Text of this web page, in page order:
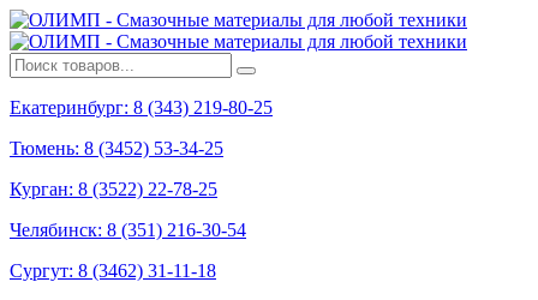
Екатеринбург: 8 (343) 219-80-25
Тюмень: 8 (3452) 53-34-25
Курган: 8 (3522) 22-78-25
Челябинск: 8 (351) 216-30-54
Сургут: 8 (3462) 31-11-18